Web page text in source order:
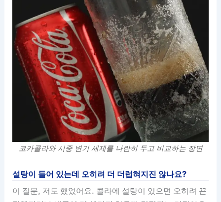
코카콜라와 시중 변기 세제를 나란히 두고 비교하는 장면
설탕이 들어 있는데 오히려 더 더럽혀지진 않나요?
이 질문, 저도 했었어요. 콜라에 설탕이 있으면 오히려 끈